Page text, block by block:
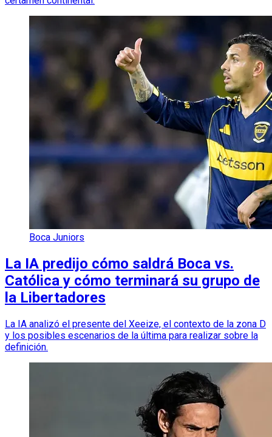
Boca Juniors
La IA predijo cómo saldrá Boca vs.
Católica y cómo terminará su grupo de
la Libertadores
La IA analizó el presente del Xeeize, el contexto de la zona D
y los posibles escenarios de la última para realizar sobre la
definición.